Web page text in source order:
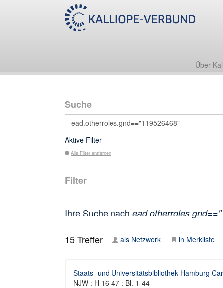
Über
Suche
Aktive Filter
Alle Filter entfernen
Filter
Ihre Suche nach
15Treffer als Netzwerk in Merkliste
Staats- und Universitätsbibliothek Hamburg
NJW : H 16-47 : Bl. 1-44